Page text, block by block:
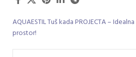
AQUAESTIL Tuš kada PROJECTA –
prostor!